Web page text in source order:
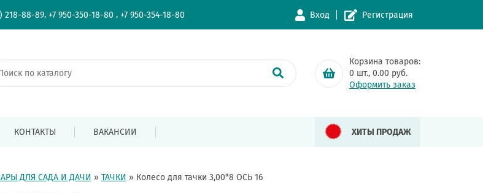
218-88-89,+7 950-350-18-80 ,+7 950-354-18-80 Вход Регистрация
Корзина товаров:
0 шт., 0.00 руб.
Оформить заказ
КОНТАКТЫ ВАКАНСИИ ХИТЫ ПРОДАЖ
ДЛЯ САДА И ДАЧИ » ТАЧКИ » Колесо для тачки 3,00*8 ОСЬ 16